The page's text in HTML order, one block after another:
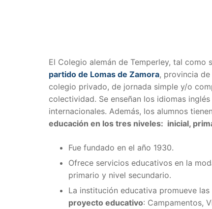
El Colegio alemán de Temperley, tal como
partido de Lomas de Zamora, provincia de
colegio privado, de jornada simple y/o
colectividad. Se enseñan los idiomas
internacionales. Además, los alumnos
educación en los tres niveles: inicial,
Fue fundado en el año 1930.
Ofrece servicios educativos en la
primario y nivel secundario.
La institución educativa promueve
proyecto educativo: Campamentos,